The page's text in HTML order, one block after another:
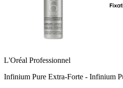
L'Oréal Professionnel
Infinium Pure Extra-Forte - Infinium